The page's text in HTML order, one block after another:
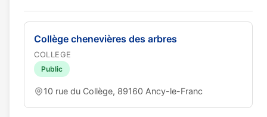
Collège chenevières des arbres
COLLEGE
Public
10 rue du Collège, 89160 Ancy-le-Franc